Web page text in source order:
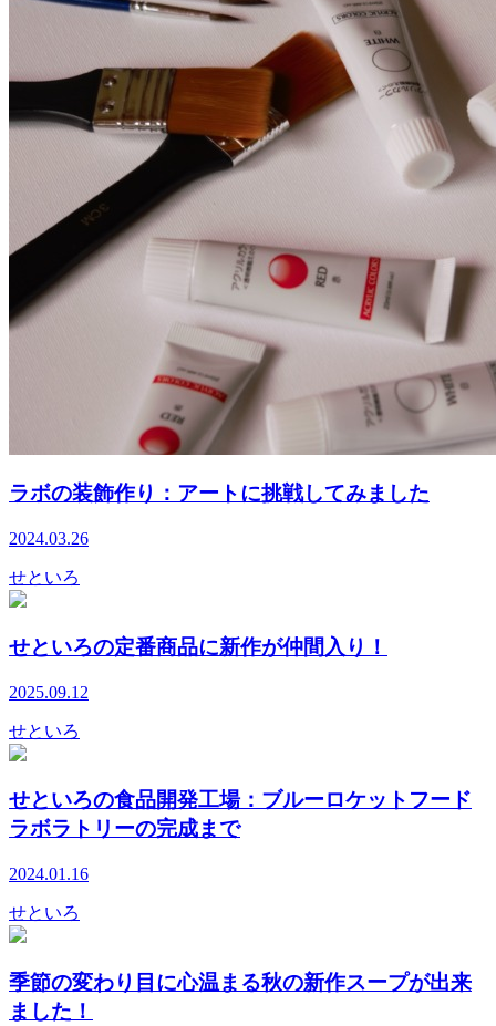
ラボの装飾作り：アートに挑戦してみました
2024.03.26
せといろ
せといろの定番商品に新作が仲間入り！
2025.09.12
せといろ
せといろの食品開発工場：ブルーロケットフード
ラボラトリーの完成まで
2024.01.16
せといろ
季節の変わり目に心温まる秋の新作スープが出来
ました！